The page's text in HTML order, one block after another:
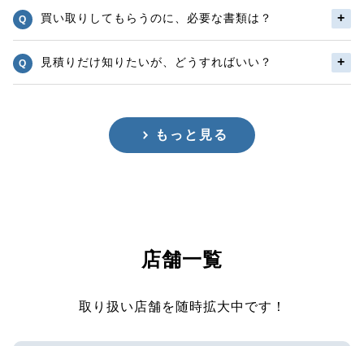
買い取りしてもらうのに、必要な書類は？
見積りだけ知りたいが、どうすればいい？
もっと見る
店舗一覧
取り扱い店舗を随時拡大中です！